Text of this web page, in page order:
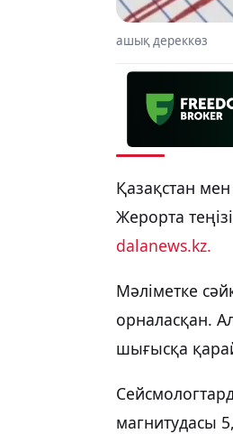
ашық дереккөз
Қазақстан
Жерорта
dalanews.kz.
Мәліметке
орналасқан.
шығысқа
магнитудасы